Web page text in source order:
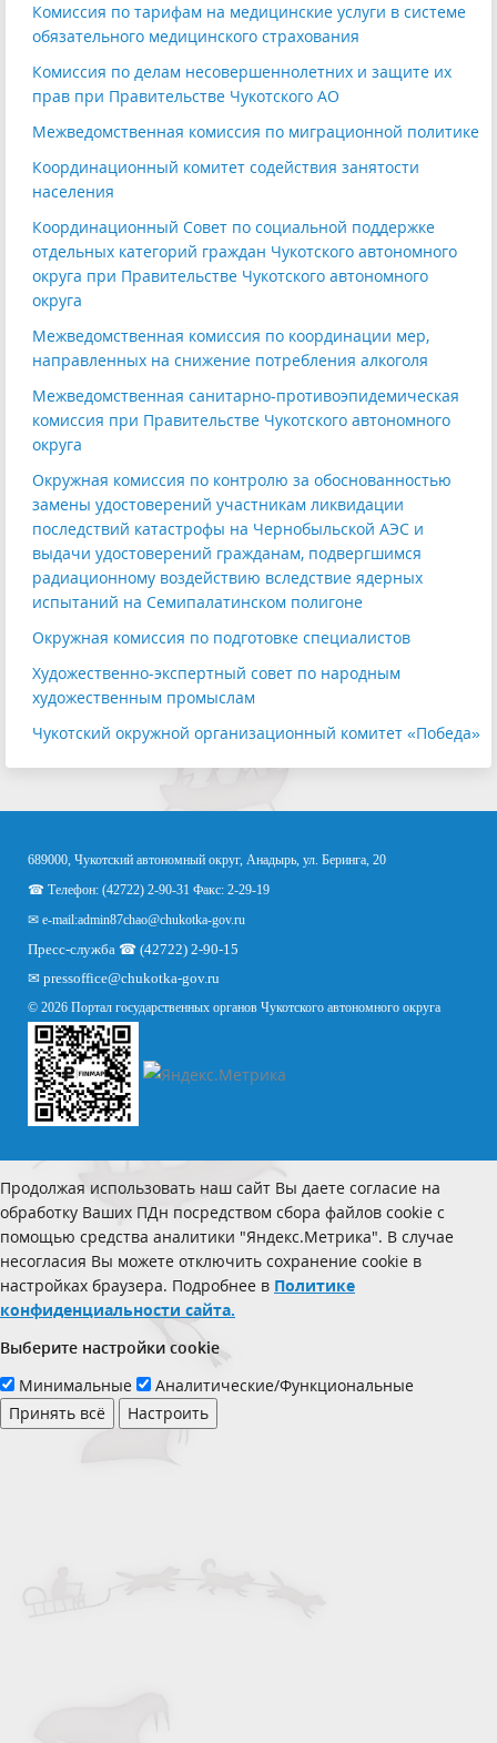
Комиссия по тарифам на медицинские услуги в системе
обязательного медицинского страхования
Комиссия по делам несовершеннолетних и защите их
прав при Правительстве Чукотского АО
Межведомственная комиссия по миграционной политике
Координационный комитет содействия занятости
населения
Координационный Совет по социальной поддержке
отдельных категорий граждан Чукотского автономного
округа при Правительстве Чукотского автономного
округа
Межведомственная комиссия по координации мер,
направленных на снижение потребления алкоголя
Межведомственная санитарно-противоэпидемическая
комиссия при Правительстве Чукотского автономного
округа
Окружная комиссия по контролю за обоснованностью
замены удостоверений участникам ликвидации
последствий катастрофы на Чернобыльской АЭС и
выдачи удостоверений гражданам, подвергшимся
радиационному воздействию вследствие ядерных
испытаний на Семипалатинском полигоне
Окружная комиссия по подготовке специалистов
Художественно-экспертный совет по народным
художественным промыслам
Чукотский окружной организационный комитет «Победа»
689000, Чукотский автономный округ, Анадырь, ул. Беринга, 20
☎ Телефон: (42722) 2-90-31 Факс: 2-29-19
✉ e-mail:admin87chao@chukotka-gov.ru
Пресс-служба ☎ (42722) 2-90-15
✉ pressoffice@chukotka-gov.ru
© 2026 Портал государственных органов Чукотского автономного округа
Продолжая использовать наш сайт Вы даете согласие на
обработку Ваших ПДн посредством сбора файлов cookie с
помощью средства аналитики "Яндекс.Метрика". В случае
несогласия Вы можете отключить сохранение cookie в
настройках браузера. Подробнее в Политике
конфиденциальности сайта.
Выберите настройки cookie
Минимальные
Аналитические/Функциональные
Принять всё
Настроить